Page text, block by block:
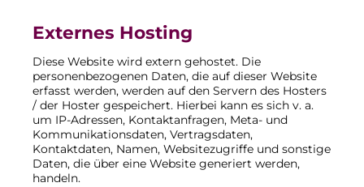
Externes Hosting
Diese Website wird extern gehostet. Die
personenbezogenen Daten, die auf dieser Website
erfasst werden, werden auf den Servern des Hosters
/ der Hoster gespeichert. Hierbei kann es sich v. a.
um IP-Adressen, Kontaktanfragen, Meta- und
Kommunikationsdaten, Vertragsdaten,
Kontaktdaten, Namen, Websitezugriffe und sonstige
Daten, die über eine Website generiert werden,
handeln.